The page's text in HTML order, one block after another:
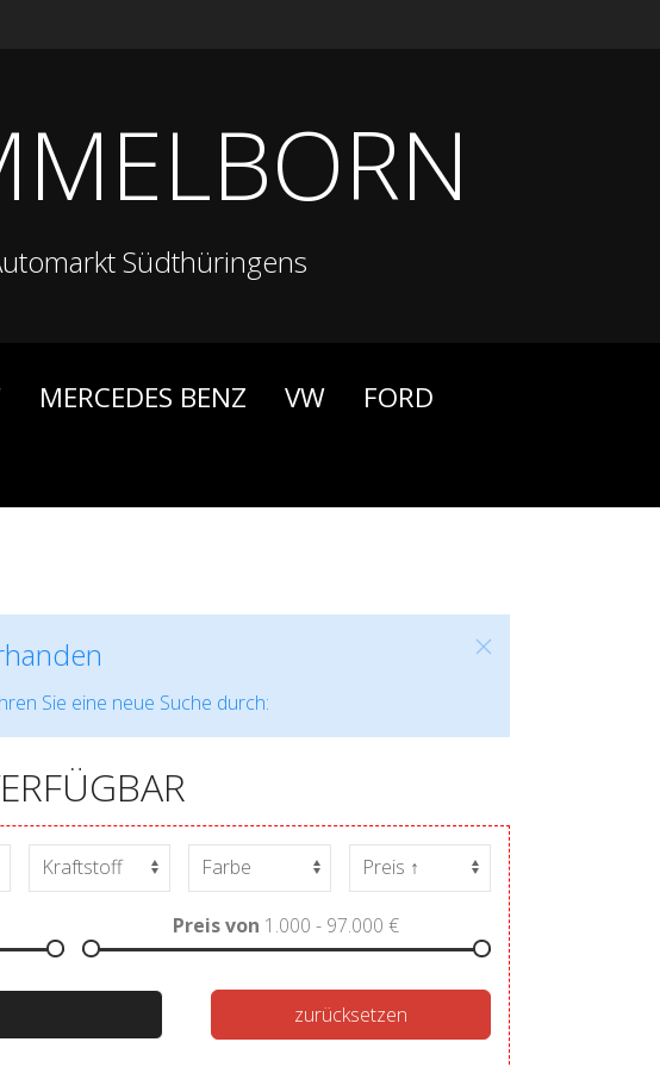
Südthüringens
MERCEDES BENZ VW FORD
Sie eine neue Suche durch:
Preis von 1.000 - 97.000 €
zurücksetzen